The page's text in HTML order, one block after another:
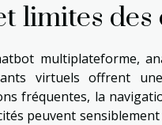
limites des
multiplateforme,
virtuels offrent
fréquentes, la
peuvent